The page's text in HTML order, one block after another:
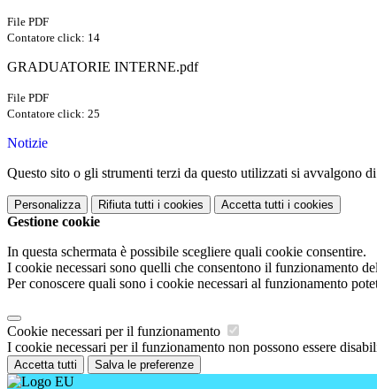
File PDF
Contatore click: 14
GRADUATORIE INTERNE.pdf
File PDF
Contatore click: 25
Notizie
Questo sito o gli strumenti terzi da questo utilizzati si avvalgono
Personalizza Rifiuta tutti i cookies Accetta tutti i cookies
Gestione cookie
In questa schermata è possibile scegliere quali cookie consentire.
I cookie necessari sono quelli che consentono il funzionamento
Per conoscere quali sono i cookie necessari al funzionamento
Cookie necessari per il funzionamento
I cookie necessari per il funzionamento non possono essere
Accetta tutti Salva le preferenze